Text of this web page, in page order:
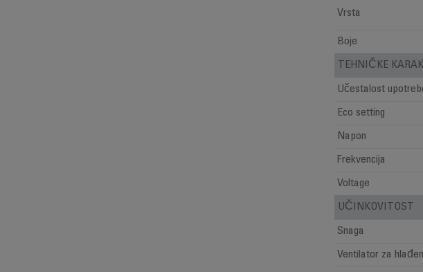
Vrsta
Boje
TEHNIČKE
Učestalost
Eco setting
Napon
Frekvencija
Voltage
UČINKOVITOST
Snaga
Ventilator za